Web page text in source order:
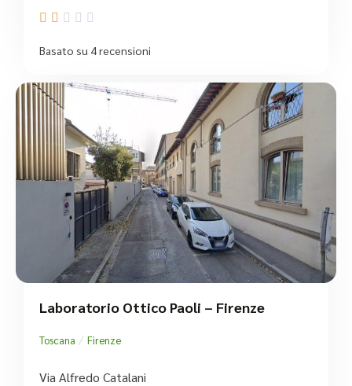
    
Basato su 4 recensioni
Laboratorio Ottico Paoli – Firenze
Toscana / Firenze
Via Alfredo Catalani